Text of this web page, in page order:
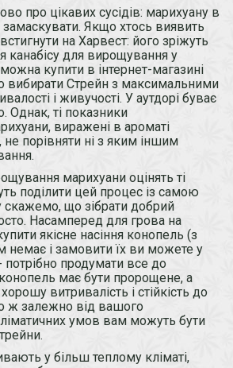
про цікавих сусідів: марихуану в
замаскувати. Якщо хтось виявить
на Харвест: його зріжуть
канабісу для вирощування у
купити в інтернет-магазині
вибирати Стрейн з максимальними
і живучості. У аутдорі буває
Однак, ті показники
виражені в ароматі
порівняти ні з яким іншим
марихуани оцінять ті
поділити цей процес із самою
скажемо, що зібрати добрий
Насамперед для грова на
якісне насіння конопель (з
немає і замовити їх ви можете у
потрібно продумати все до
має бути пророщене, а
витривалість і стійкість до
ж залежно від вашого
умов вам можуть бути
у більш теплому кліматі,